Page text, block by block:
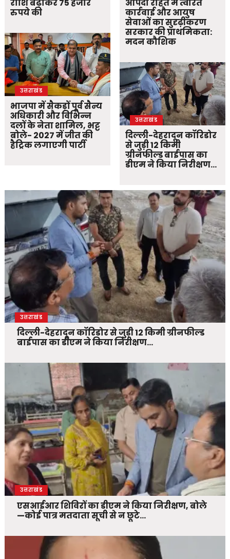
राशि बढ़ाकर 75 हजार
रुपये की
उत्तराखंड
भाजपा में सैकड़ों पूर्व सैन्य
अधिकारी और विभिन्न
दलों के नेता शामिल, भट्ट
बोले- 2027 में जीत की
हैट्रिक लगाएगी पार्टी
आपदा राहत में त्वरित
कार्रवाई और आयुष
सेवाओं का सुदृढ़ीकरण
सरकार की प्राथमिकता:
मदन कौशिक
उत्तराखंड
दिल्ली-देहरादून कॉरिडोर
से जुड़ी 12 किमी
ग्रीनफील्ड बाईपास का
डीएम ने किया निरीक्षण…
उत्तराखंड
दिल्ली-देहरादून कॉरिडोर से जुड़ी 12 किमी ग्रीनफील्ड
बाईपास का डीएम ने किया निरीक्षण…
उत्तराखंड
एसआईआर शिविरों का डीएम ने किया निरीक्षण, बोले
—कोई पात्र मतदाता सूची से न छूटे…